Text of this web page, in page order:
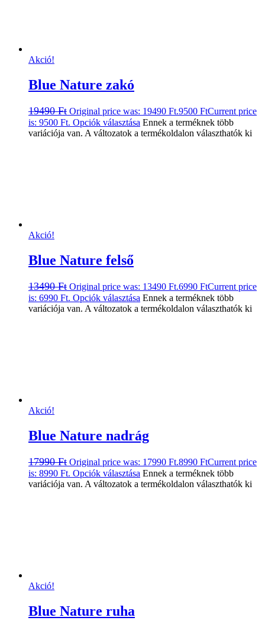
Akció!
Blue Nature zakó
19490Ft Original price was: 19490 Ft.9500 FtCurrent price
is: 9500 Ft. Opciók választása Ennek a terméknek több
variációja van. A változatok a termékoldalon választhatók ki
Akció!
Blue Nature felső
13490Ft Original price was: 13490 Ft.6990 FtCurrent price
is: 6990 Ft. Opciók választása Ennek a terméknek több
variációja van. A változatok a termékoldalon választhatók ki
Akció!
Blue Nature nadrág
17990Ft Original price was: 17990 Ft.8990 FtCurrent price
is: 8990 Ft. Opciók választása Ennek a terméknek több
variációja van. A változatok a termékoldalon választhatók ki
Akció!
Blue Nature ruha